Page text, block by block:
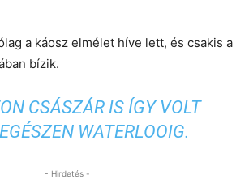
a káosz elmélet híve lett, és csakis a
bízik.
CSÁSZÁR IS ÍGY VOLT
WATERLOOIG.
- Hirdetés -